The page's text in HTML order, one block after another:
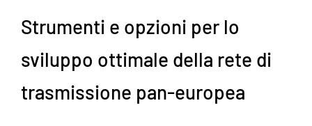
Strumenti e opzioni per lo
sviluppo ottimale della rete di
trasmissione pan-europea